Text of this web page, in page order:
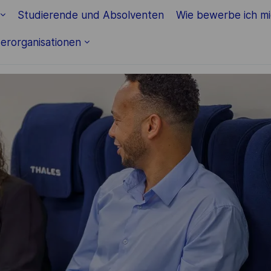
Studierende und Absolventen Wie bewerbe ich